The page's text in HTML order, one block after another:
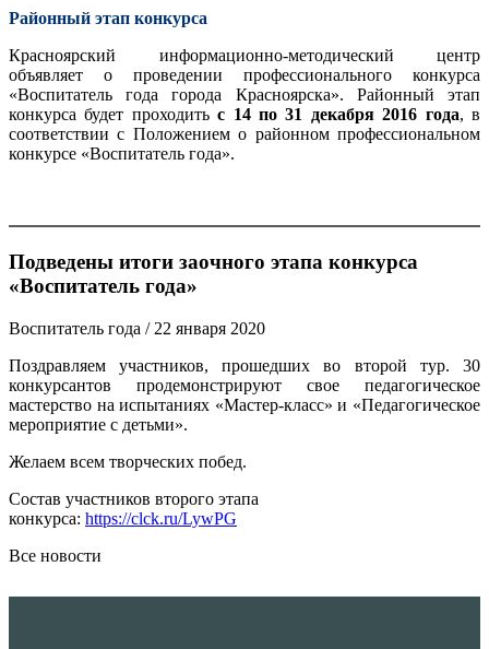
Районный этап конкурса
Красноярский информационно-методический центр
объявляет о проведении профессионального конкурса
«Воспитатель года города Красноярска». Районный этап
конкурса будет проходитьс 14 по 31 декабря 2016 года, в
соответствии с Положением о районном профессиональном
конкурсе «Воспитатель года».
Подведены итоги заочного этапа конкурса
«Воспитатель года»
Воспитатель года / 22 января 2020
Поздравляем участников, прошедших во второй тур. 30
конкурсантов продемонстрируют свое педагогическое
мастерство на испытаниях «Мастер-класс» и «Педагогическое
мероприятие с детьми».
Желаем всем творческих побед.
Состав участников второго этапа
конкурса: https://clck.ru/LywPG
Все новости